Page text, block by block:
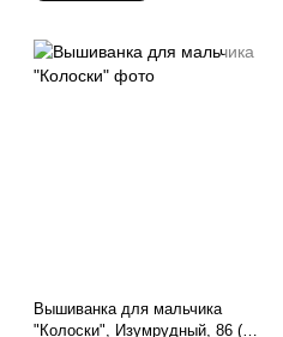
Вышиванка для мальчика
"Колоски", Изумрудный, 86 (1.5